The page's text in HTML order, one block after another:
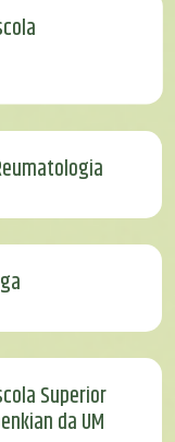
Superior
da UM